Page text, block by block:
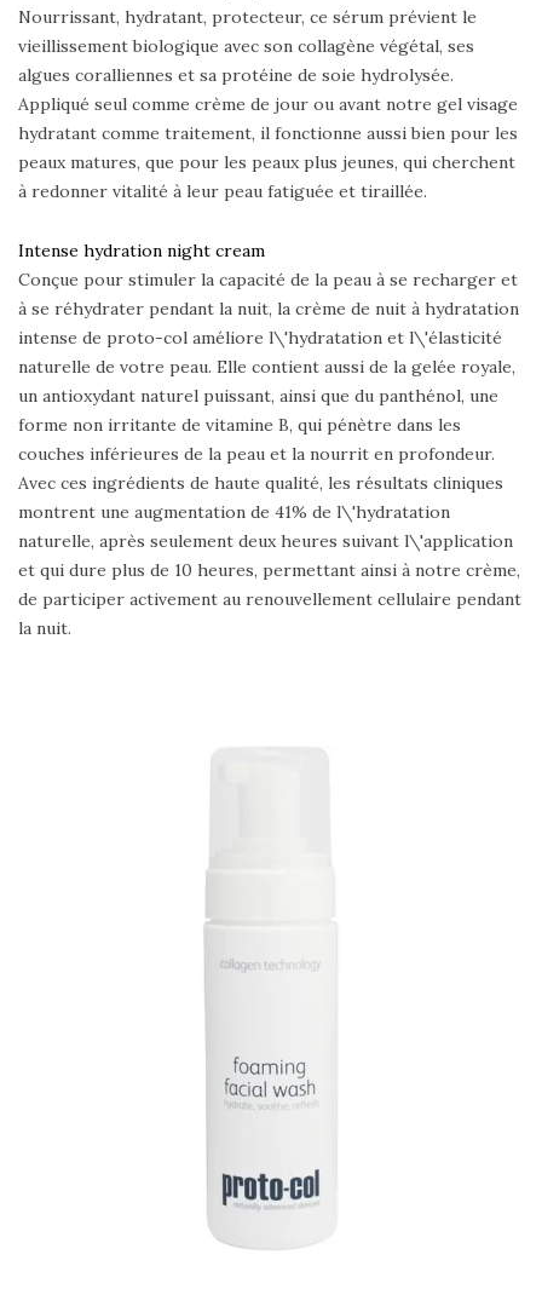
Nourrissant, hydratant, protecteur, ce sérum prévient le
vieillissement biologique avec son collagène végétal, ses
algues coralliennes et sa protéine de soie hydrolysée.
Appliqué seul comme crème de jour ou avant notre gel visage
hydratant comme traitement, il fonctionne aussi bien pour les
peaux matures, que pour les peaux plus jeunes, qui cherchent
à redonner vitalité à leur peau fatiguée et tiraillée.
Intense hydration night cream
Conçue pour stimuler la capacité de la peau à se recharger et
à se réhydrater pendant la nuit, la crème de nuit à hydratation
intense de proto-col améliore l\'hydratation et l\'élasticité
naturelle de votre peau. Elle contient aussi de la gelée royale,
un antioxydant naturel puissant, ainsi que du panthénol, une
forme non irritante de vitamine B, qui pénètre dans les
couches inférieures de la peau et la nourrit en profondeur.
Avec ces ingrédients de haute qualité, les résultats cliniques
montrent une augmentation de 41% de l\'hydratation
naturelle, après seulement deux heures suivant l\'application
et qui dure plus de 10 heures, permettant ainsi à notre crème,
de participer activement au renouvellement cellulaire pendant
la nuit.